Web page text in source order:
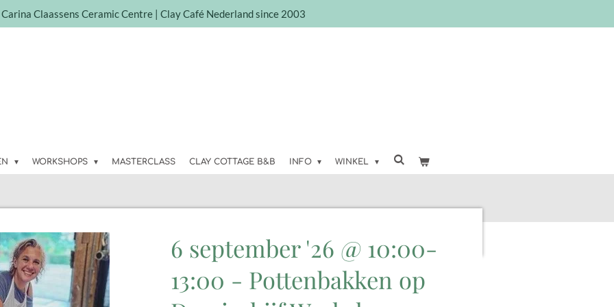
Carina Claassens Ceramic Centre | Clay Café Nederland since 2003
WORKSHOPS MASTERCLASS CLAY COTTAGE B&B INFO WINKEL
6 september '26 @ 10:00-
13:00 - Pottenbakken op